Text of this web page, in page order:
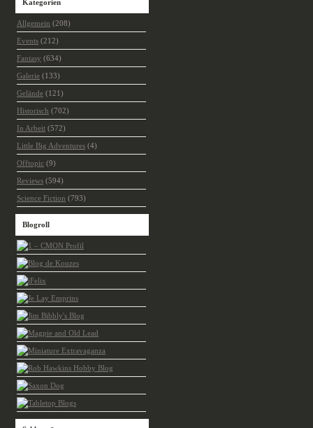
Kategorien
Allgemein (208)
Events (212)
Fantasy (634)
Galerie (133)
Gelände (121)
Historisch (702)
In Arbeit (572)
Little Big Adventures (4)
Offtopic (9)
Reviews (594)
Science Fiction (793)
Blogroll